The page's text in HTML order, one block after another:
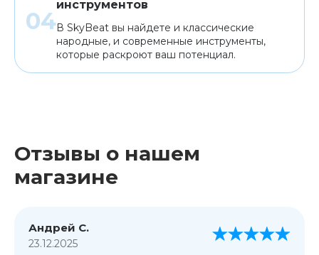
инструментов
В SkyBeat вы найдете и классические
народные, и современные инструменты,
которые раскроют ваш потенциал.
Отзывы о нашем
магазине
Андрей С.
23.12.2025